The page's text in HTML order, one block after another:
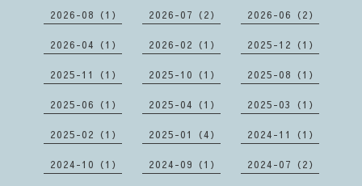
2026-08（1） 2026-07（2） 2026-06（2）
2026-04（1） 2026-02（1） 2025-12（1）
2025-11（1） 2025-10（1） 2025-08（1）
2025-06（1） 2025-04（1） 2025-03（1）
2025-02（1） 2025-01（4） 2024-11（1）
2024-10（1） 2024-09（1） 2024-07（2）